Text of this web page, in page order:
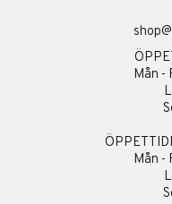
Mån -
Mån -